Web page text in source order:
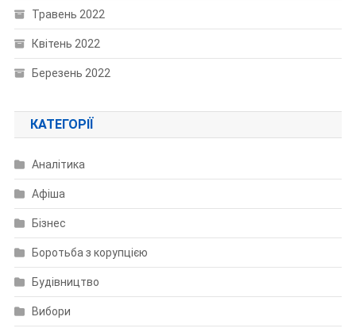
Травень 2022
Квітень 2022
Березень 2022
КАТЕГОРІЇ
Аналітика
Афіша
Бізнес
Боротьба з корупцією
Будівництво
Вибори